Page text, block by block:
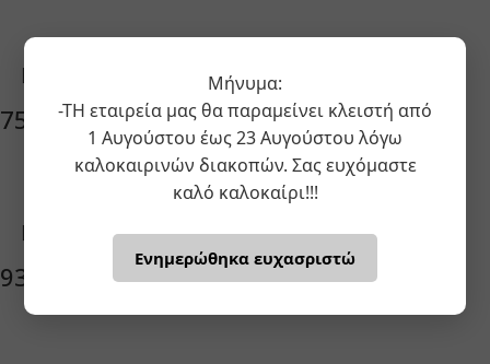
751.280.000
933.240.045
Μήνυμα:
-ΤΗ εταιρεία μας θα παραμείνει κλειστή από
1 Αυγούστου έως 23 Αυγούστου λόγω
καλοκαιρινών διακοπών. Σας ευχόμαστε
καλό καλοκαίρι!!!
Ενημερώθηκα ευχασριστώ